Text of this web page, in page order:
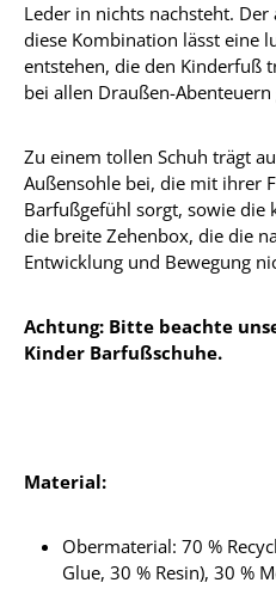
Leder in nichts nachsteht. Der
diese Kombination lässt eine
entstehen, die den Kinderfuß
bei allen Draußen-
Zu einem tollen Schuh trägt
Außensohle bei, die mit ihrer
Barfußgefühl sorgt, sowie die
die breite Zehenbox, die die
Entwicklung und Bewegung
Achtung: Bitte beachte
Kinder Barfußschuhe.
Material:
Obermaterial: 70 %
Glue, 30 % Resin), 30 %